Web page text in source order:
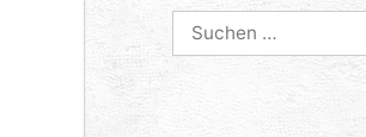
Suchen
nach: